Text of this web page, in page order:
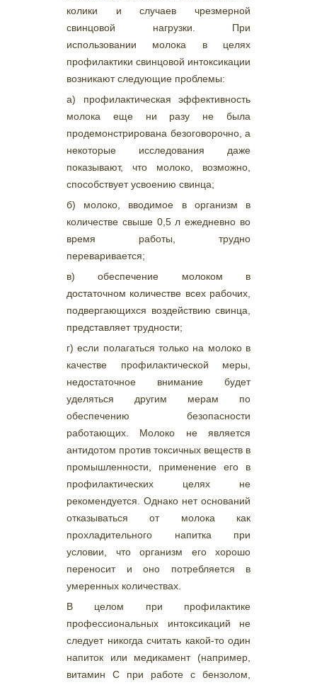
колики и случаев чрезмерной
свинцовой нагрузки. При
использовании молока в целях
профилактики свинцовой интоксикации
возникают следующие проблемы:
а) профилактическая эффективность
молока еще ни разу не была
продемонстрирована безоговорочно, а
некоторые исследования даже
показывают, что молоко, возможно,
способствует усвоению свинца;
б) молоко, вводимое в организм в
количестве свыше 0,5 л ежедневно во
время работы, трудно
переваривается;
в) обеспечение молоком в
достаточном количестве всех рабочих,
подвергающихся воздействию свинца,
представляет трудности;
г) если полагаться только на молоко в
качестве профилактической меры,
недостаточное внимание будет
уделяться другим мерам по
обеспечению безопасности
работающих. Молоко не является
антидотом против токсичных веществ в
промышленности, применение его в
профилактических целях не
рекомендуется. Однако нет оснований
отказываться от молока как
прохладительного напитка при
условии, что организм его хорошо
переносит и оно потребляется в
умеренных количествах.
В целом при профилактике
профессиональных интоксикаций не
следует никогда считать какой-то один
напиток или медикамент (например,
витамин С при работе с бензолом,